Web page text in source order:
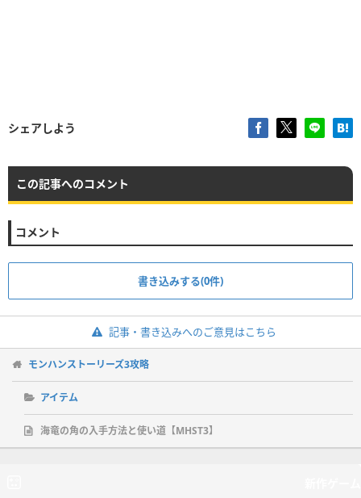
シェアしよう
この記事へのコメント
コメント
書き込みする(0件)
記事・書き込みへのご意見はこちら
モンハンストーリーズ3攻略
アイテム
海竜の角の入手方法と使い道【MHST3】